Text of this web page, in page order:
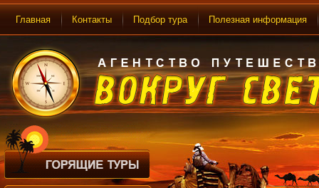
Главная Контакты Подбор тура Полезная информация